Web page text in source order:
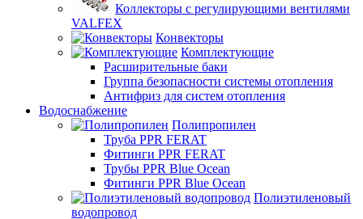
Коллекторы с регулирующими вентилями
VALFEX
Конвекторы
Комплектующие
Расширительные баки
Группа безопасности системы отопления
Антифриз для систем отопления
Водоснабжение
Полипропилен
Труба PPR FERAT
Фитинги PPR FERAT
Трубы PPR Blue Ocean
Фитинги PPR Blue Ocean
Полиэтиленовый
водопровод